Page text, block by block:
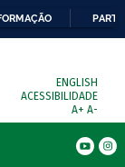
ENGLISH
ACESSIBILIDADE
A+ A-